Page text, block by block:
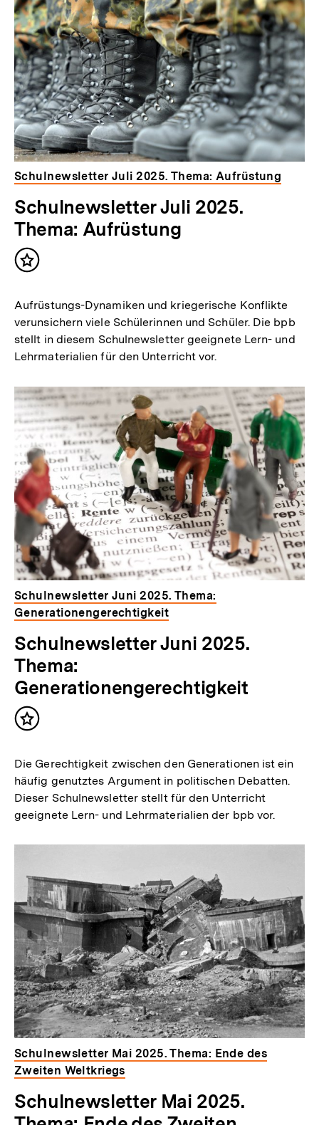
Schulnewsletter Juli 2025. Thema: Aufrüstung
Schulnewsletter Juli 2025.
Thema: Aufrüstung
Inhalt
Aufrüstungs-Dynamiken und kriegerische Konflikte
verunsichern viele Schülerinnen und Schüler. Die bpb
stellt in diesem Schulnewsletter geeignete Lern- und
Lehrmaterialien für den Unterricht vor.
Schulnewsletter Juni 2025. Thema:
Generationengerechtigkeit
Schulnewsletter Juni 2025.
Thema:
Generationengerechtigkeit
Inhalt
Die Gerechtigkeit zwischen den Generationen ist ein
häufig genutztes Argument in politischen Debatten.
Dieser Schulnewsletter stellt für den Unterricht
geeignete Lern- und Lehrmaterialien der bpb vor.
Schulnewsletter Mai 2025. Thema: Ende des
Zweiten Weltkriegs
Schulnewsletter Mai 2025.